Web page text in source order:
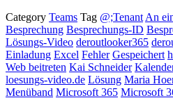
Category Teams Tag @;Tenant An
Besprechung Besprechungs-ID
Lösungs-Video deroutlooker365
Einladung Excel Fehler Gespeichert
Web beitreten Kai Schneider
loesungs-video.de Lösung Maria
Menüband Microsoft 365 Microsoft